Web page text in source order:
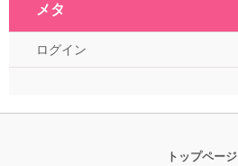
メタ
ログイン
トップページ